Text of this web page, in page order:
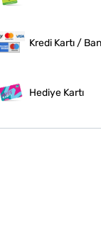
Kredi Kartı /
Hediye Kartı